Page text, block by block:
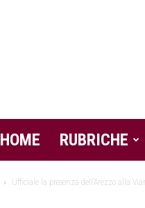
HOME RUBRICHE
Ufficiale la presenza dell’Arezzo alla